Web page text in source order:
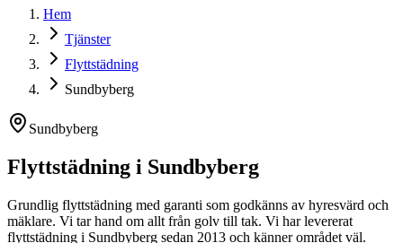
Hem
Tjänster
Flyttstädning
Sundbyberg
Sundbyberg
Flyttstädning i Sundbyberg
Grundlig flyttstädning med garanti som godkänns av hyresvärd och
mäklare. Vi tar hand om allt från golv till tak. Vi har levererat
flyttstädning i Sundbyberg sedan 2013 och känner området väl.